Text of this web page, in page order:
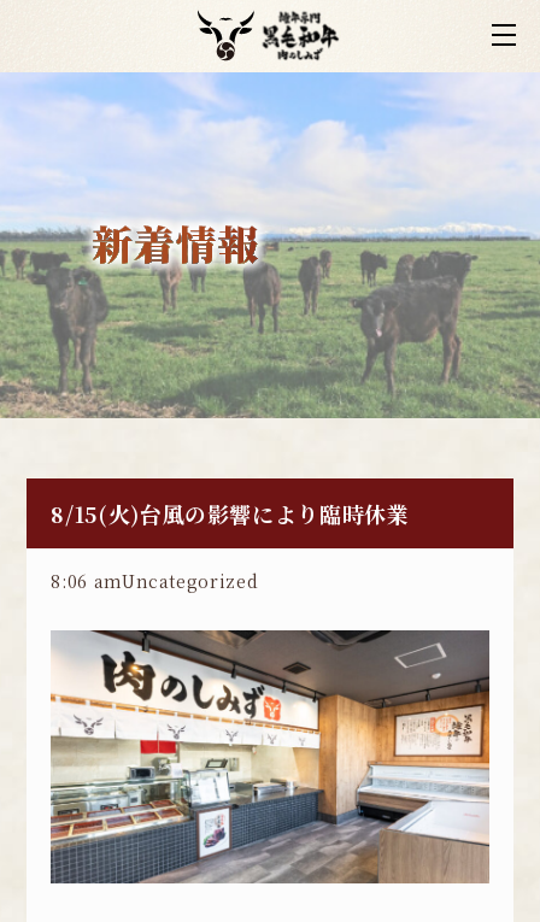
8/15(火)台風の影響により臨時休業
8:06 amUncategorized